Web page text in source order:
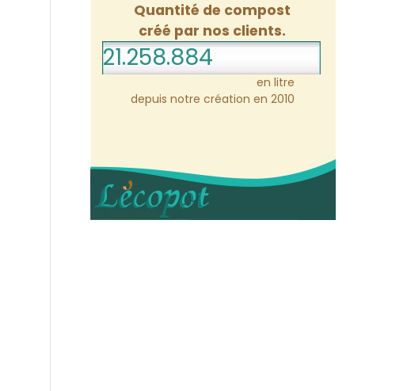
Quantité de compost
créé par nos clients.
21.258.884
en litre
depuis notre création en 2010